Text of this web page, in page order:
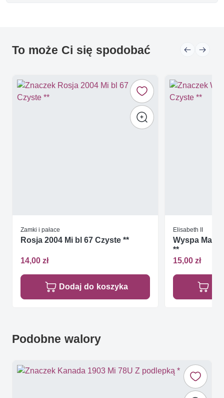
To może Ci się spodobać
Zamki i pałace
Rosja 2004 Mi bl 67 Czyste **
14,00 zł
Dodaj do koszyka
Elisabeth II
Wyspa Man
**
15,00 zł
Podobne walory